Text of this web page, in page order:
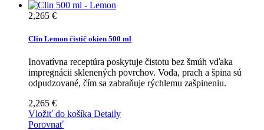
2,265 €
Clin Lemon čistič okien 500 ml
Inovatívna receptúra poskytuje čistotu bez šmúh vďaka
impregnácii sklenených povrchov. Voda, prach a špina sú
odpudzované, čím sa zabraňuje rýchlemu zašpineniu.
2,265 €
Vložiť do košíka Detaily
Porovnať